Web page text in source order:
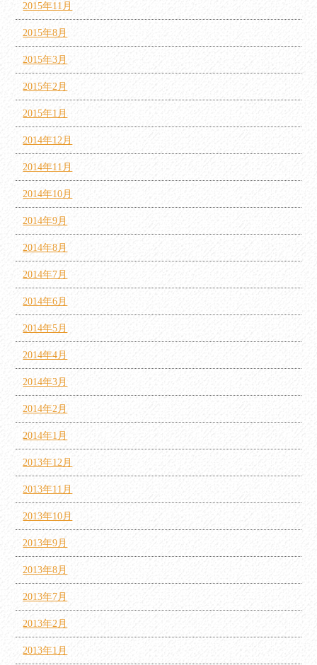
2015年11月
2015年8月
2015年3月
2015年2月
2015年1月
2014年12月
2014年11月
2014年10月
2014年9月
2014年8月
2014年7月
2014年6月
2014年5月
2014年4月
2014年3月
2014年2月
2014年1月
2013年12月
2013年11月
2013年10月
2013年9月
2013年8月
2013年7月
2013年2月
2013年1月